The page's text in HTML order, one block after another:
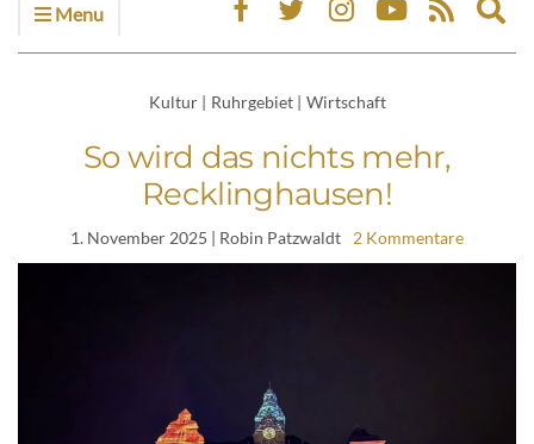
Menu
Kultur | Ruhrgebiet | Wirtschaft
So wird das nichts mehr,
Recklinghausen!
1. November 2025 | Robin Patzwaldt 2 Kommentare